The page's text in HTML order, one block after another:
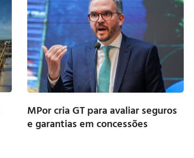
MPor cria GT para avaliar seguros
e garantias em concessões